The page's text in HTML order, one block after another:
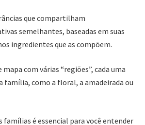
que compartilham
semelhantes, baseadas em suas
ingredientes que as compõem.
com várias “regiões”, cada uma
família, como a floral, a amadeirada ou
famílias é essencial para você entender